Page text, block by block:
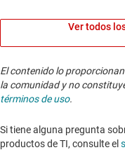
Ver todos
El contenido lo
la comunidad y no
términos de uso.
Si tiene alguna pregunta
productos de TI, consulte el